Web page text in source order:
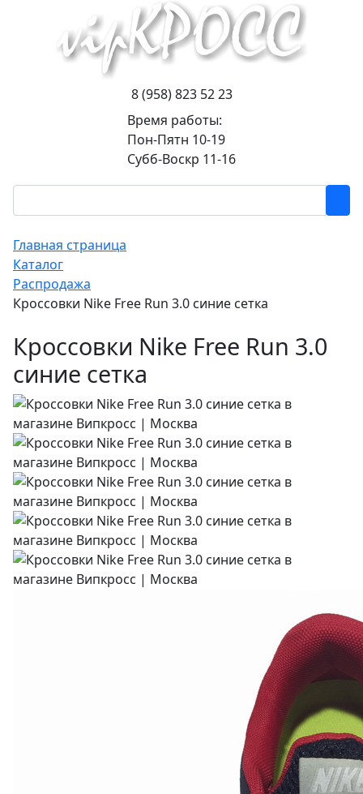
8 (958) 823 52 23
Время работы:
Пон-Пятн 10-19
Субб-Воскр 11-16
Главная страница
Каталог
Распродажа
Кроссовки Nike Free Run 3.0 синие сетка
Кроссовки Nike Free Run 3.0
синие сетка